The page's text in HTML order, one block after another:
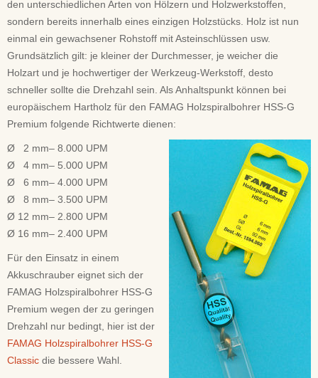
den unterschiedlichen Arten von Hölzern und Holzwerkstoffen,
sondern bereits innerhalb eines einzigen Holzstücks. Holz ist nun
einmal ein gewachsener Rohstoff mit Asteinschlüssen usw.
Grundsätzlich gilt: je kleiner der Durchmesser, je weicher die
Holzart und je hochwertiger der Werkzeug-Werkstoff, desto
schneller sollte die Drehzahl sein. Als Anhaltspunkt können bei
europäischem Hartholz für den FAMAG Holzspiralbohrer HSS-G
Premium folgende Richtwerte dienen:
Ø 2 mm– 8.000 UPM
Ø 4 mm– 5.000 UPM
Ø 6 mm– 4.000 UPM
Ø 8 mm– 3.500 UPM
Ø 12 mm– 2.800 UPM
Ø 16 mm– 2.400 UPM
Für den Einsatz in einem
Akkuschrauber eignet sich der
FAMAG Holzspiralbohrer HSS-G
Premium wegen der zu geringen
Drehzahl nur bedingt, hier ist der
FAMAG Holzspiralbohrer HSS-G
Classic die bessere Wahl.